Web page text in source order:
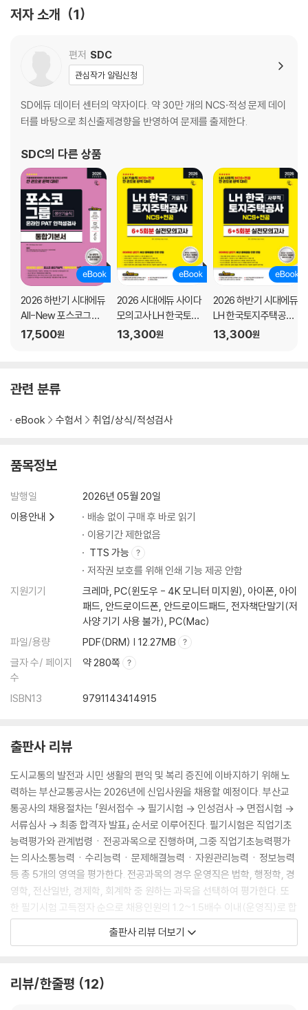
제4회 실전모의고사
저자 소개 1
편저 SDC
관심작가 알림신청
SD에듀 데이터 센터의 약자이다. 약 30만 개의 NCS·적성 문제 데이
터를 바탕으로 최신출제경향을 반영하여 문제를 출제한다.
SDC의 다른 상품
2026 하반기 시대에듀
All-New 포스코그룹
온라인 PAT 생산기술
17,500원
2026 시대에듀 사이다
모의고사 LH 한국토지
주택공사 기술직 NCS
13,300원
2026 하반기 시대에듀
LH 한국토지주택공사
사무직 NCS&전공 실
13,300원
관련 분류
eBook 수험서 취업/상식/적성검사
품목정보
발행일
2026년 05월 20일
이용안내
배송 없이 구매 후 바로 읽기
이용기간 제한없음
TTS 가능
저작권 보호를 위해 인쇄 기능 제공 안함
지원기기
크레마, PC(윈도우 - 4K 모니터 미지원), 아이폰, 아이
패드, 안드로이드폰, 안드로이드패드, 전자책단말기(저
사양 기기 사용 불가), PC(Mac)
파일/용량
PDF(DRM) | 12.27MB
글자 수/ 페이지
수
약 280쪽
ISBN13 9791143414915
출판사 리뷰
도시교통의 발전과 시민 생활의 편익 및 복리 증진에 이바지하기 위해 노
력하는 부산교통공사는 2026년에 신입사원을 채용할 예정이다. 부산교
통공사의 채용절차는 「원서접수 → 필기시험 → 인성검사 → 면접시험 →
서류심사 → 최종 합격자 발표」 순서로 이루어진다. 필기시험은 직업기초
능력평가와 관계법령ㆍ전공과목으로 진행하며, 그중 직업기초능력평가
는 의사소통능력ㆍ수리능력ㆍ문제해결능력ㆍ자원관리능력ㆍ정보능력
등 총 5개의 영역을 평가한다. 전공과목의 경우 운영직은 법학, 행정학, 경
영학, 전산일반, 경제학, 회계학 중 원하는 과목을 선택하여 평가한다. 또
한 필기시험 고득점자 순으로 채용인원의 1.2~1.5배수 이내(운영직)로 합
격자가 결정되므로 고득점을 하기 위해 다양한 유형에 대한 폭넓은 학습과
문제풀이능력을 높이는 등 철저한 준비가 필요하다.
교통공사 운영직 맞춤형 문제로 구성한 『2026 최신판 시대에듀 부산교통
출판사 리뷰 더보기
리뷰/한줄평 12